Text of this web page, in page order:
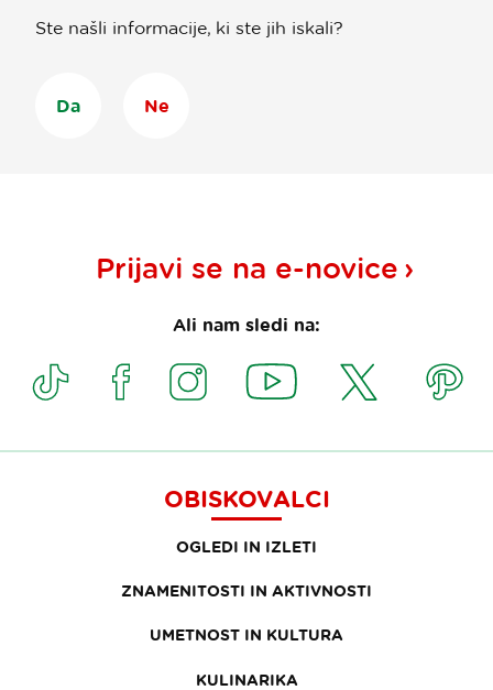
Ste našli informacije, ki ste jih iskali?
Da Ne
Prijavi se na e-novice
Ali nam sledi na:
OBISKOVALCI
OGLEDI IN IZLETI
ZNAMENITOSTI IN AKTIVNOSTI
UMETNOST IN KULTURA
KULINARIKA